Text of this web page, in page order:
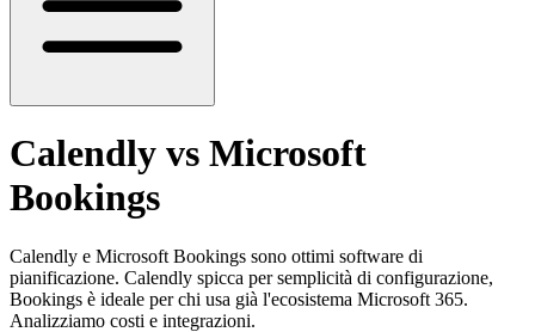
Calendly vs Microsoft
Bookings
Calendly e Microsoft Bookings sono ottimi software di
pianificazione. Calendly spicca per semplicità di configurazione,
Bookings è ideale per chi usa già l'ecosistema Microsoft 365.
Analizziamo costi e integrazioni.